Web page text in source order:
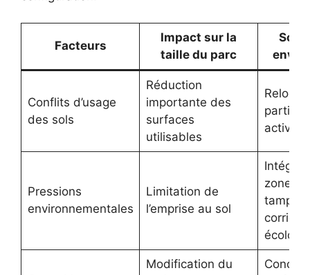
Facteurs
Impact sur la
taille du parc
Conflits d’usage
des sols
Réduction
importante des
surfaces
utilisables
activités
Pressions
environnementales
Limitation de
l’emprise au sol
zones
Modification du